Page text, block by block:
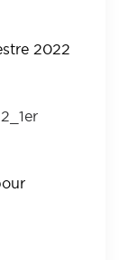
2022